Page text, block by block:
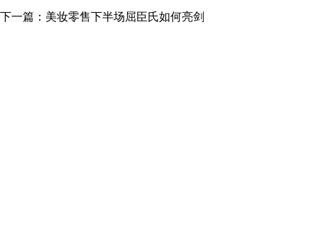
下一篇： 美妆零售下半场屈臣氏如何亮剑